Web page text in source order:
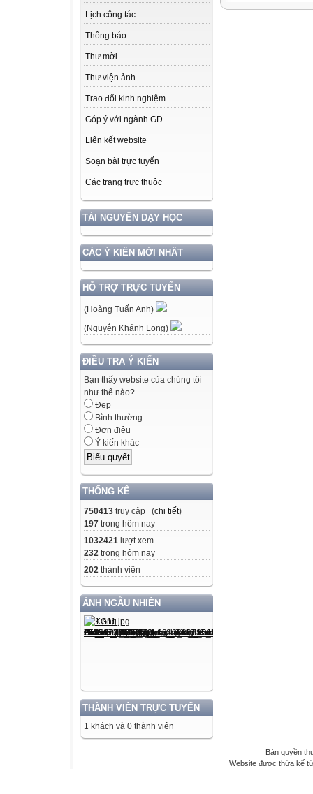
Lịch công tác
Thông báo
Thư mời
Thư viện ảnh
Trao đổi kinh nghiệm
Góp ý với ngành GD
Liên kết website
Soạn bài trực tuyến
Các trang trực thuộc
TÀI NGUYÊN DẠY HỌC
CÁC Ý KIẾN MỚI NHẤT
HỖ TRỢ TRỰC TUYẾN
(Hoàng Tuấn Anh)
(Nguyễn Khánh Long)
ĐIỀU TRA Ý KIẾN
Bạn thấy website của chúng tôi
như thế nào?
Đẹp
Bình thường
Đơn điệu
Ý kiến khác
THỐNG KÊ
750413 truy cập (chi tiết)
197 trong hôm nay
1032421 lượt xem
232 trong hôm nay
202 thành viên
ẢNH NGẪU NHIÊN
THÀNH VIÊN TRỰC TUYẾN
1 khách và 0 thành viên
Bản quyền
Website được thừa kế